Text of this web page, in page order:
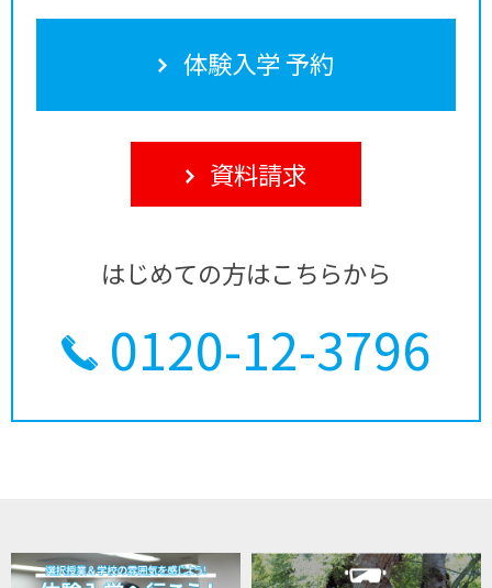
体験入学 予約
資料請求
はじめての方はこちらから
0120-12-3796